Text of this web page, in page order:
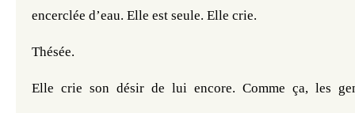
encerclée d’eau. Elle est seule. Elle crie.
Thésée.
Elle crie son désir de lui encore. Comme ça, les